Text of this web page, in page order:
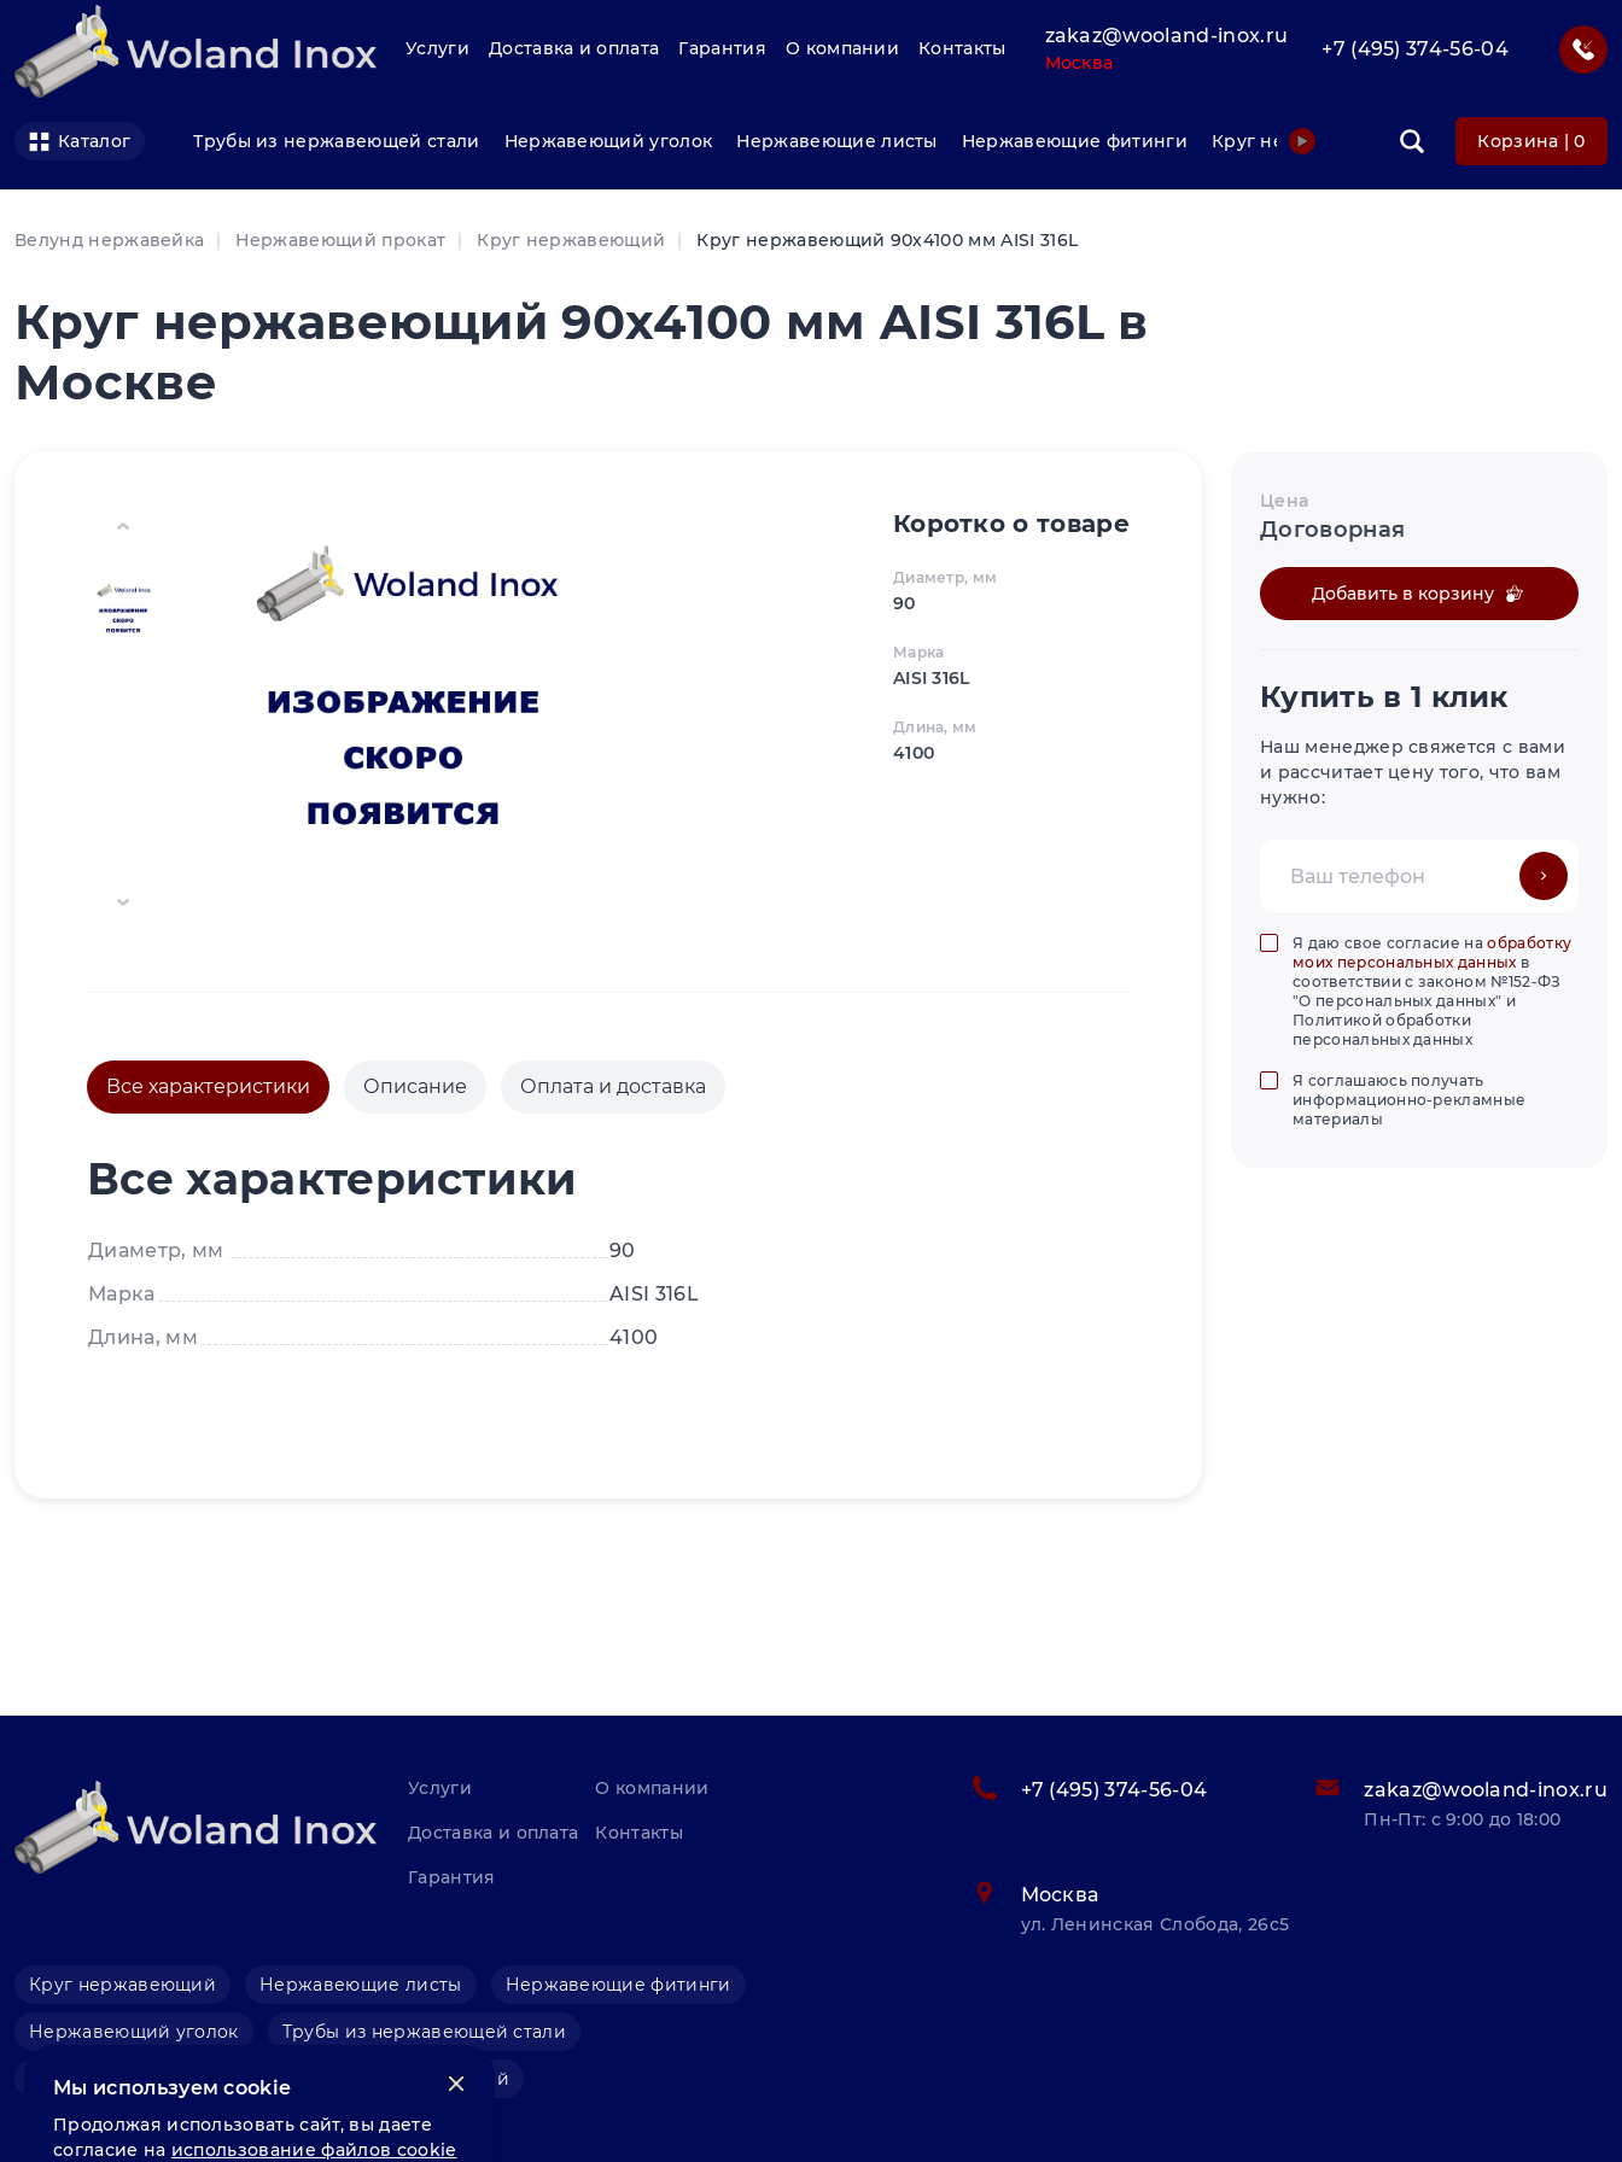
Услуги Доставка и оплата Гарантия О компании Контакты
zakaz@wooland-inox.ru
Москва
+7 (495) 374-56-04
Каталог Трубы из нержавеющей стали Нержавеющий уголок Нержавеющие листы Нержавеющие фитинги Круг нержавеющий ФольгаКорзина |0
Велунд нержавейка Нержавеющий прокат Круг нержавеющий Круг нержавеющий 90х4100 мм AISI 316L
Круг нержавеющий 90х4100 мм AISI 316L в
Москве
Коротко о товаре
Диаметр, мм
90
Марка
AISI 316L
Длина, мм
4100
Все характеристики Описание Оплата и доставка
Все характеристики
Диаметр, мм
90
Марка
AISI 316L
Длина, мм
4100
Цена
Договорная
Добавить в корзину
Купить в 1 клик
Наш менеджер свяжется с вами
и рассчитает цену того, что вам
нужно:
Я даю свое согласие наобработку
моих персональных данныхв
соответствии с законом №152-ФЗ
"О персональных данных" и
Политикой обработки
персональных данных
Я соглашаюсь получать
информационно-рекламные
материалы
Услуги
Доставка и оплата
Гарантия
О компании
Контакты
Круг нержавеющий Нержавеющие листы Нержавеющие фитинги
Нержавеющий уголок Трубы из нержавеющей стали
Фольга нержавеющая Швеллер нержавеющий
+7 (495) 374-56-04 zakaz@wooland-inox.ru
Пн-Пт: с 9:00 до 18:00
Москва
ул. Ленинская Слобода, 26с5
Мы используем cookie
Продолжая использовать сайт, вы даете
согласие на использование файлов cookie